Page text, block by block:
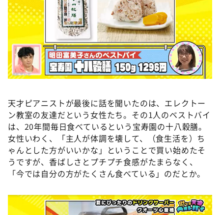
天才ピアニストが最後に話を聞いたのは、エレクトー
ン教室の友達だという女性たち。その1人のベストバイ
は、20年間毎日食べているという宝寿園の十八穀膳。
女性いわく、「主人が体調を壊して、（食生活を）ち
ゃんとした方がいいかな」ということで買い始めたそ
うですが、香ばしさとプチプチ食感がたまらなく、
「今では自分の方がたくさん食べている」のだとか。